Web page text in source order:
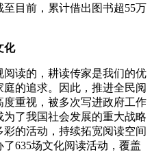
目前，累计借出图书超55万
化
读的，耕读传家是我们的优
的追求。因此，推进全民阅
重视，被多次写进政府工作
了我国社会发展的重大战略
的活动，持续拓宽阅读空间
635场文化阅读活动，覆盖